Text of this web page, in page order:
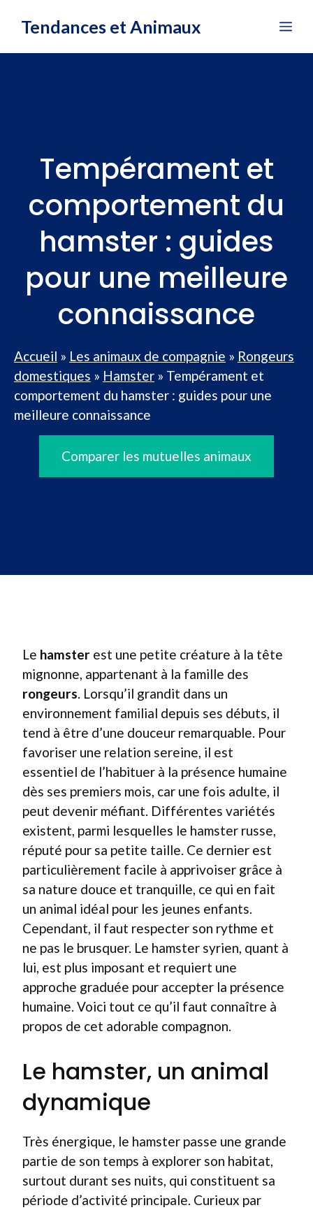
Tendances et Animaux
Tempérament et
comportement du
hamster : guides
pour une meilleure
connaissance
Accueil » Les animaux de compagnie » Rongeurs
domestiques » Hamster » Tempérament et
comportement du hamster : guides pour une
meilleure connaissance
Comparer les mutuelles animaux
Le hamster est une petite créature à la tête
mignonne, appartenant à la famille des
rongeurs. Lorsqu’il grandit dans un
environnement familial depuis ses débuts, il
tend à être d’une douceur remarquable. Pour
favoriser une relation sereine, il est
essentiel de l’habituer à la présence humaine
dès ses premiers mois, car une fois adulte, il
peut devenir méfiant. Différentes variétés
existent, parmi lesquelles le hamster russe,
réputé pour sa petite taille. Ce dernier est
particulièrement facile à apprivoiser grâce à
sa nature douce et tranquille, ce qui en fait
un animal idéal pour les jeunes enfants.
Cependant, il faut respecter son rythme et
ne pas le brusquer. Le hamster syrien, quant à
lui, est plus imposant et requiert une
approche graduée pour accepter la présence
humaine. Voici tout ce qu’il faut connaître à
propos de cet adorable compagnon.
Le hamster, un animal
dynamique
Très énergique, le hamster passe une grande
partie de son temps à explorer son habitat,
surtout durant ses nuits, qui constituent sa
période d’activité principale. Curieux par